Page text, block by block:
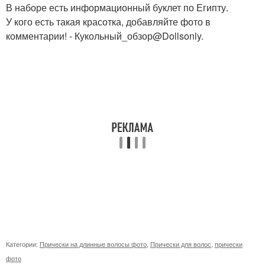
В наборе есть информационный буклет по Египту.
У кого есть такая красотка, добавляйте фото в
комментарии! - Кукольный_обзор@Dollsonly.
Категории: Прически на длинные волосы фото Прически для волос прически
фото